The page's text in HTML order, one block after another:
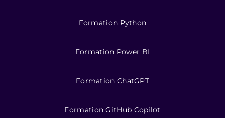
Formation Python
Formation Power BI
Formation ChatGPT
Formation GitHub Copilot